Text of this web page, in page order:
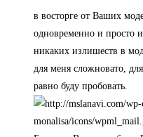
в восторге от Ваших
одновременно и просто
никаких излишеств в
для меня сложновато,
равно буду пробовать.